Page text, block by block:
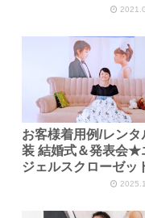
お客様着用例/レンタ
装 結婚式＆発表会★
ジェルスクローゼッ